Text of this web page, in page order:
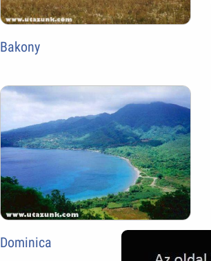
Bakony
Dominica